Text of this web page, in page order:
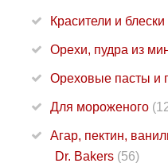
Красители и
Орехи, пудра из
Ореховые пасты и
Для мороженого
Агар, пектин,
Dr. Bakers (56)